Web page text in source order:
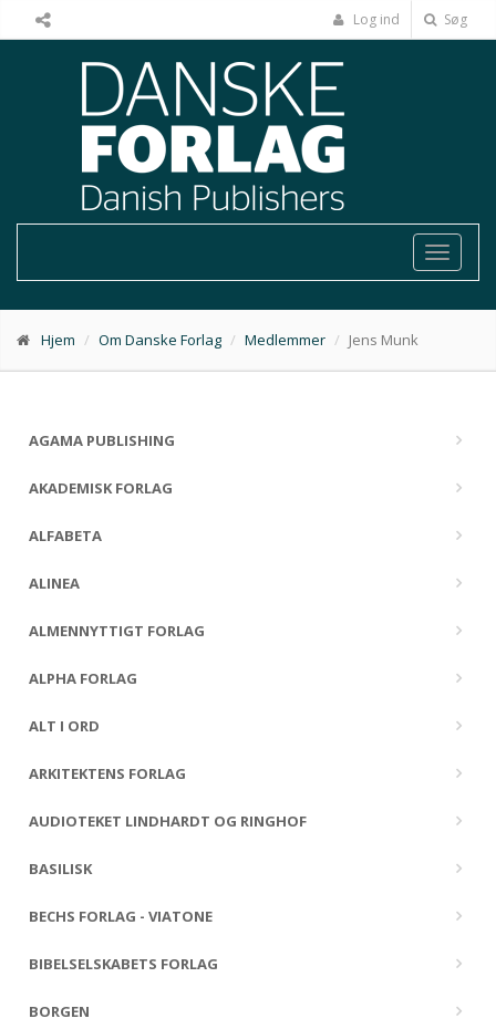
Log ind Søg
Toggle
Hjem Om Danske Forlag Medlemmer Jens Munk
AGAMA PUBLISHING
AKADEMISK FORLAG
ALFABETA
ALINEA
ALMENNYTTIGT FORLAG
ALPHA FORLAG
ALT I ORD
ARKITEKTENS FORLAG
AUDIOTEKET LINDHARDT OG RINGHOF
BASILISK
BECHS FORLAG - VIATONE
BIBELSELSKABETS FORLAG
BORGEN